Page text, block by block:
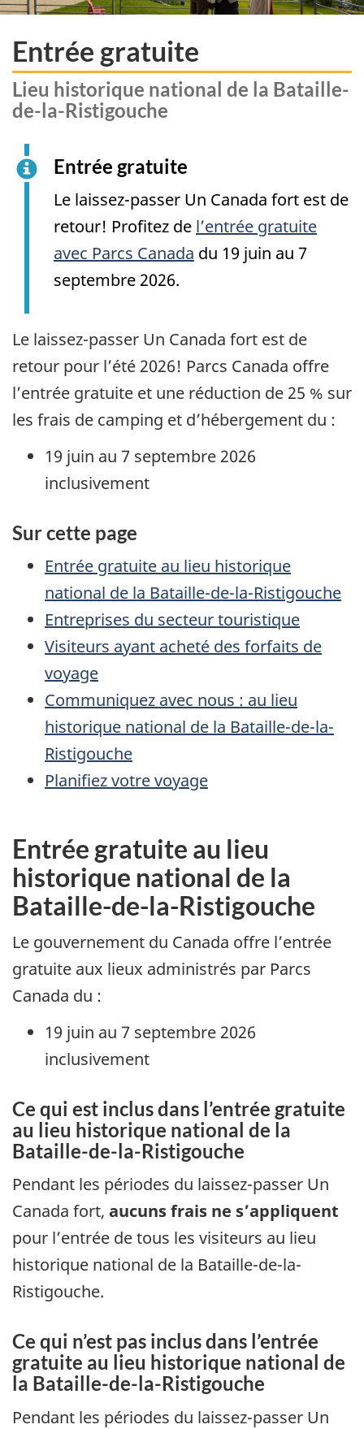
Entrée gratuite
Lieu historique national de la Bataille-
de-la-Ristigouche
Entrée gratuite
Le laissez-passer Un Canada fort est de
retour! Profitez de l’entrée gratuite
avec Parcs Canada du 19 juin au 7
septembre 2026.
Le laissez-passer Un Canada fort est de
retour pour l’été 2026! Parcs Canada offre
l’entrée gratuite et une réduction de 25 % sur
les frais de camping et d’hébergement du :
19 juin au 7 septembre 2026
inclusivement
Sur cette page
Entrée gratuite au lieu historique
national de la Bataille-de-la-Ristigouche
Entreprises du secteur touristique
Visiteurs ayant acheté des forfaits de
voyage
Communiquez avec nous : au lieu
historique national de la Bataille-de-la-
Ristigouche
Planifiez votre voyage
Entrée gratuite au lieu
historique national de la
Bataille-de-la-Ristigouche
Le gouvernement du Canada offre l’entrée
gratuite aux lieux administrés par Parcs
Canada du :
19 juin au 7 septembre 2026
inclusivement
Ce qui est inclus dans l’entrée gratuite
au lieu historique national de la
Bataille-de-la-Ristigouche
Pendant les périodes du laissez-passer Un
Canada fort, aucuns frais ne s’appliquent
pour l’entrée de tous les visiteurs au lieu
historique national de la Bataille-de-la-
Ristigouche.
Ce qui n’est pas inclus dans l’entrée
gratuite au lieu historique national de
la Bataille-de-la-Ristigouche
Pendant les périodes du laissez-passer Un